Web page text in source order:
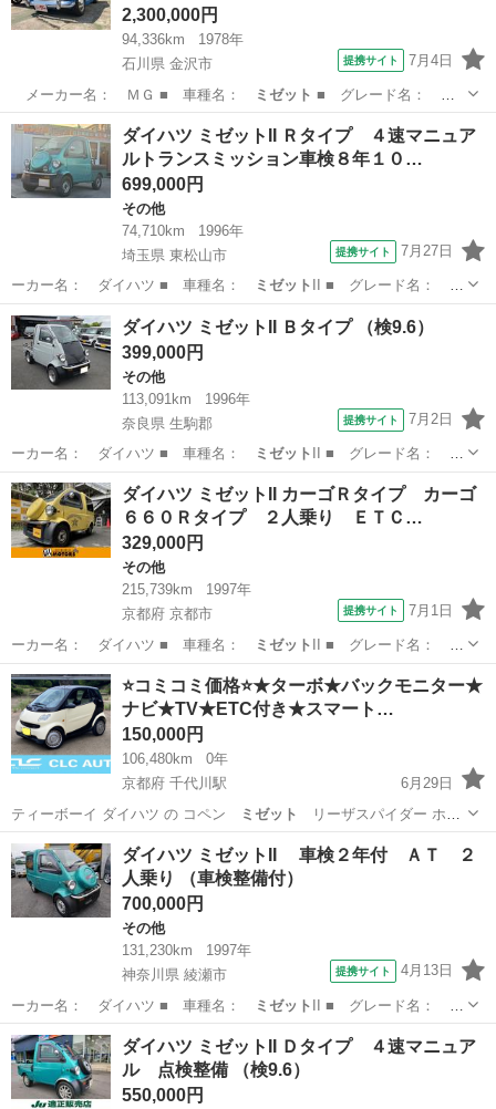
2,300,000円
94,336km
1978年
石川県 金沢市
提携サイト 7月4日
メーカー名： ＭＧ ■ 車種名： ミゼット ■ グレード名：
マークＩ仕様 …
石川 金沢市 その他
ダイハツ ミゼットII Ｒタイプ ４速マニュア
ルトランスミッション車検８年１０…
699,000円
その他
74,710km
1996年
埼玉県 東松山市
提携サイト 7月27日
ーカー名： ダイハツ ■ 車種名： ミゼット
II ■ グレード名： Ｒ
タイプ ４…
埼玉 東松山市
ダイハツ ミゼットII Ｂタイプ （検9.6）
399,000円
その他
113,091km
1996年
奈良県 生駒郡
提携サイト 7月2日
ーカー名： ダイハツ ■ 車種名： ミゼット
II ■ グレード名： Ｂ
タイプ ■…
奈良 生駒郡 その他
ダイハツ ミゼットII カーゴＲタイプ カーゴ
６６０Ｒタイプ ２人乗り ＥＴＣ…
329,000円
その他
215,739km
1997年
京都府 京都市
提携サイト 7月1日
ーカー名： ダイハツ ■ 車種名： ミゼット
II ■ グレード名： カ
ーゴＲタイ…
京都 京都市
⭐️コミコミ価格⭐️★ターボ★バックモニター★
ナビ★TV★ETC付き★スマート…
150,000円
106,480km
0年
京都府 千代川駅
6月29日
ティーボーイ ダイハツ の コペン
ミゼット
リーザスパイダー ホン
ダ の ビー…
京都 亀岡市 千代川駅 その他 車両
ダイハツ ミゼットII 車検２年付 ＡＴ ２
人乗り （車検整備付）
700,000円
その他
131,230km
1997年
神奈川県 綾瀬市
提携サイト 4月13日
ーカー名： ダイハツ ■ 車種名： ミゼット II ■ グレード名：
車検２年付…
神奈川 綾瀬市 その他
ダイハツ ミゼットII Ｄタイプ ４速マニュア
ル 点検整備 （検9.6）
550,000円